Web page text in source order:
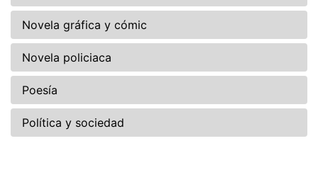
Novela gráfica y cómic
Novela policiaca
Poesía
Política y sociedad